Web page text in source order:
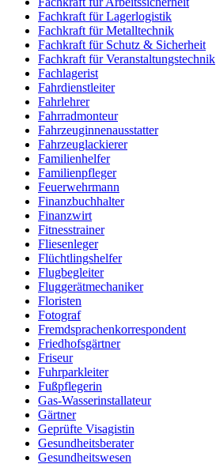
Fachkraft für Lagerlogistik
Fachkraft für Metalltechnik
Fachkraft für Schutz & Sicherheit
Fachkraft für Veranstaltungstechnik
Fachlagerist
Fahrdienstleiter
Fahrlehrer
Fahrradmonteur
Fahrzeuginnenausstatter
Fahrzeuglackierer
Familienhelfer
Familienpfleger
Feuerwehrmann
Finanzbuchhalter
Finanzwirt
Fitnesstrainer
Fliesenleger
Flüchtlingshelfer
Flugbegleiter
Fluggerätmechaniker
Floristen
Fotograf
Fremdsprachenkorrespondent
Friedhofsgärtner
Friseur
Fuhrparkleiter
Fußpflegerin
Gas-Wasserinstallateur
Gärtner
Geprüfte Visagistin
Gesundheitsberater
Gesundheitswesen